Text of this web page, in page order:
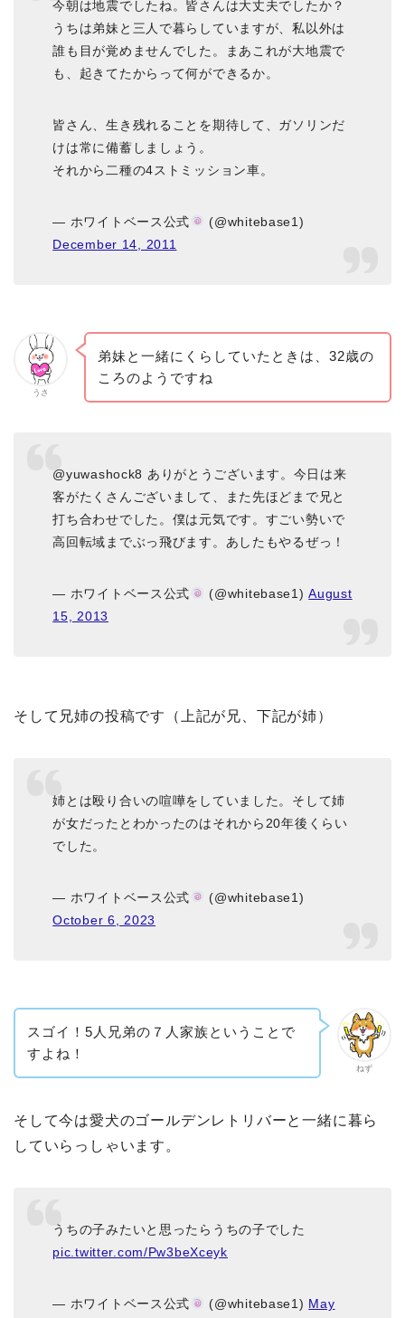
今朝は地震でしたね。皆さんは大丈夫でしたか？
うちは弟妹と三人で暮らしていますが、私以外は
誰も目が覚めませんでした。まあこれが大地震で
も、起きてたからって何ができるか。
皆さん、生き残れることを期待して、ガソリンだ
けは常に備蓄しましょう。
それから二種の4ストミッション車。
— ホワイトベース公式
(@whitebase1)
December 14, 2011
うさ
弟妹と一緒にくらしていたときは、32歳の
ころのようですね
@yuwashock8 ありがとうございます。今日は来
客がたくさんございまして、また先ほどまで兄と
打ち合わせでした。僕は元気です。すごい勢いで
高回転域までぶっ飛びます。あしたもやるぜっ！
— ホワイトベース公式 (@whitebase1)August
15, 2013
そして兄姉の投稿です（上記が兄、下記が姉）
姉とは殴り合いの喧嘩をしていました。そして姉
が女だったとわかったのはそれから20年後くらい
でした。
— ホワイトベース公式
(@whitebase1)
October 6, 2023
ねず
スゴイ！5人兄弟の７人家族ということで
すよね！
そして今は愛犬のゴールデンレトリバーと一緒に暮ら
していらっしゃいます。
うちの子みたいと思ったらうちの子でした
pic.twitter.com/Pw3beXceyk
— ホワイトベース公式 (@whitebase1) May